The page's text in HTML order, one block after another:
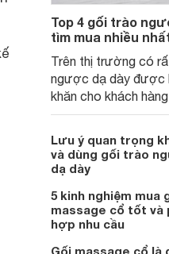
Top 4 gối trào
tìm mua nhiều
Trên thị trường có
ngược dạ dày được
khăn cho khách
không biết đâu là
là thông tin về 4
được tìm khách hàng
nay vì có chất
Lưu ý quan trọng
và dùng gối trào
dạ dày
5 kinh nghiệm mua
massage cổ tốt và
hợp nhu cầu
Gối massage cổ là